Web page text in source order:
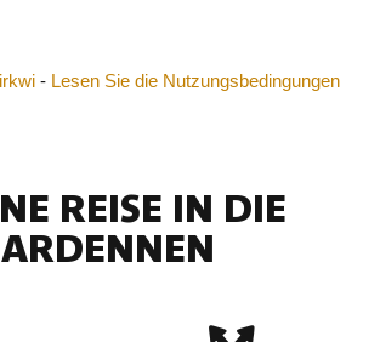
- Lesen Sie die Nutzungsbedingungen
REISE IN DIE
ARDENNEN